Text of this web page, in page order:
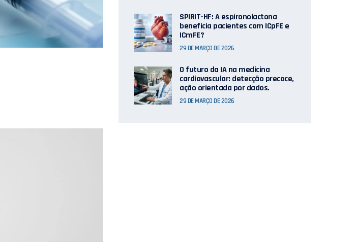
SPIRIT-HF: A espironolactona
beneficia pacientes com ICpFE e
ICmFE?
29 DE MARÇO DE 2026
O futuro da IA ​​na medicina
cardiovascular: detecção precoce,
ação orientada por dados.
29 DE MARÇO DE 2026